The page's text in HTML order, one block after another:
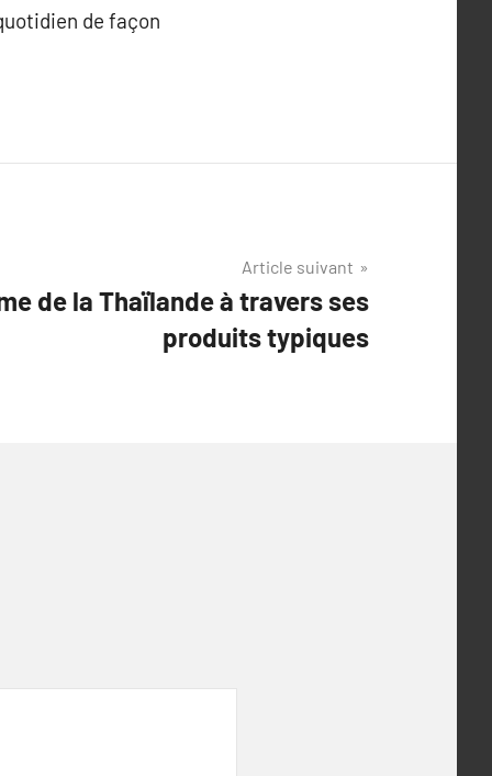
de façon
Article suivant
de la Thaïlande à travers ses
produits typiques